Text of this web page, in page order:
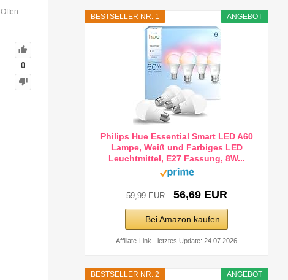
Offen
0
ANGEBOT
BESTSELLER NR. 1
Philips Hue Essential Smart LED A60
Lampe, Weiß und Farbiges LED
Leuchtmittel, E27 Fassung, 8W...
59,99 EUR 56,69 EUR
Bei Amazon kaufen
Affiliate-Link - letztes Update: 24.07.2026
ANGEBOT
BESTSELLER NR. 2